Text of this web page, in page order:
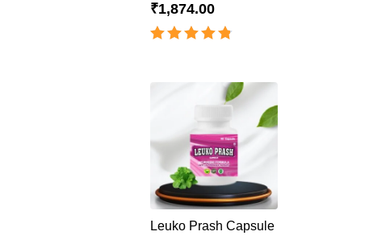
₹1,874.00
Leuko Prash Capsule